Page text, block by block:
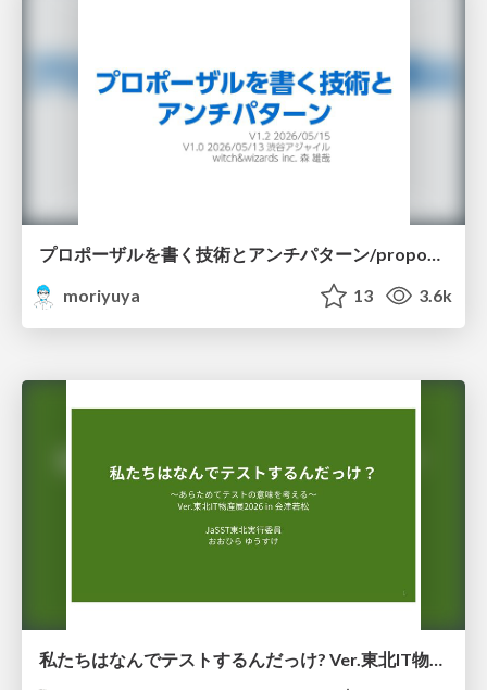
プロポーザルを書く技術とアンチパターン/proposal-writing-and-antipatterns
moriyuya
13 3.6k